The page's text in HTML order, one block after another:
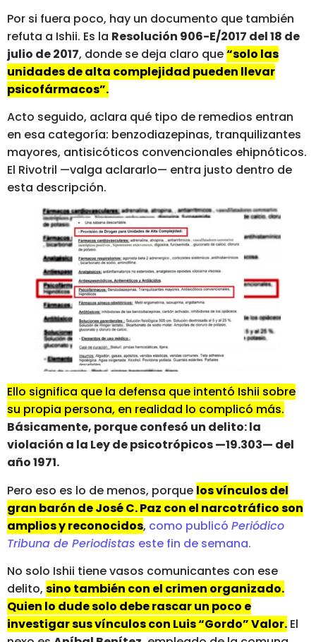
Por si fuera poco, hay un documento que también
refuta a Ishii. Es la Resolución 906-E/2017 del 18 de
julio de 2017, donde se deja claro que“solo las
unidades de alta complejidad pueden llevar
psicofármacos”.
Acto seguido, aclara qué tipo de remedios entran
en esa categoría: benzodiazepinas, tranquilizantes
mayores, antisicóticos convencionales ehipnóticos.
El Rivotril —valga aclararlo— entra justo dentro de
esta descripción.
Ello significa que la defensa que intentó Ishii sobre
su propia persona, en realidad lo complicó más.
Básicamente, porque confesó un delito: la
violación a la Ley de psicotrópicos —19.303— del
año 1971.
Pero eso es lo de menos, porque los vínculos del
gran barón de José C. Paz con el narcotráfico son
amplios y reconocidos, como publicó Periódico
Tribuna de Periodistas este fin de semana.
No solo Ishii tiene vasos comunicantes con ese
delito, sino también con el crimen organizado.
Quien lo dude solo debe rascar un poco e
investigar sus vínculos con Luis “Gordo” Valor. El